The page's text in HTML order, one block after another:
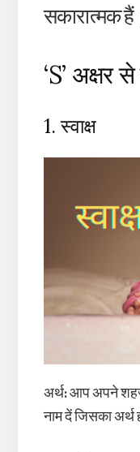
सकारात्मक
‘S’ अक्षर
1. स्वाक्ष
अर्थ:आप अपने
नाम दें जिसका अर्थ